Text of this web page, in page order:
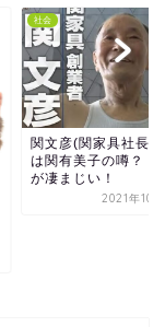
社会
関文彦(関家具社長)
は関有美子の噂？！
が凄まじい！
2021年10